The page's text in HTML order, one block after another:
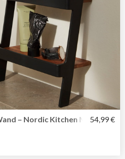
– Nordic Kitchen Miniregal
54,99 €